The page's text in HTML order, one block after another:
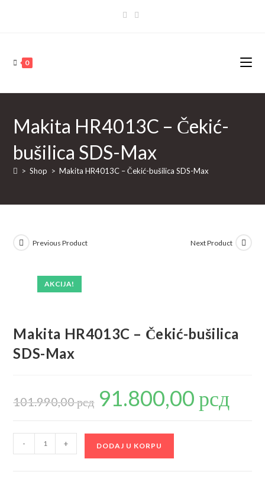
0
Makita HR4013C – Čekić-
bušilica SDS-Max
> Shop > Makita HR4013C – Čekić-bušilica SDS-Max
AKCIJA!
Previous Product Next Product
Makita HR4013C – Čekić-bušilica
SDS-Max
101.990,00рсд
Originalna
cena
je
91.800,00рсдje:
HR4013C
- + DODAJ U KORPU